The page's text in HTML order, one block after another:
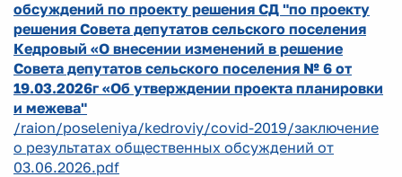
обсуждений по проекту решения СД "по проекту
решения Совета депутатов сельского поселения
Кедровый «О внесении изменений в решение
Совета депутатов сельского поселения № 6 от
19.03.2026г «Об утверждении проекта планировки
и межева"
/raion/poseleniya/kedroviy/covid-2019/заключение
о результатах общественных обсуждений от
03.06.2026.pdf